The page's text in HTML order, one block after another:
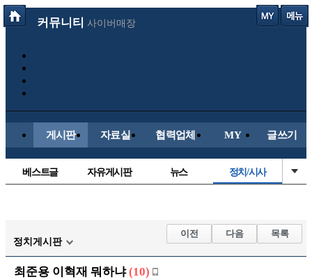
커뮤니티 사이버매장
게시판 자료실 협력업체 MY 글쓰기
베스트글 자유게시판 뉴스 정치/시사
해외축구
국내축구
정치게시판
이전 다음 목록
최준용 이혁재 뭐하냐 (10)